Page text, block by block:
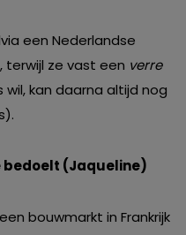
een Nederlandse
ze vast een verre
kan daarna altijd nog
bedoelt (Jaqueline)
bouwmarkt in Frankrijk